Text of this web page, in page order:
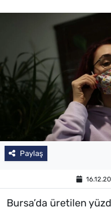
Paylaş
Bursa’da üretilen